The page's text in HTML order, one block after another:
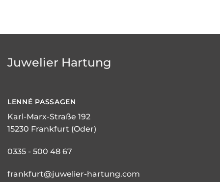
Juwelier Hartung
LENNÉ PASSAGEN
Karl-Marx-Straße 192
15230 Frankfurt (Oder)
0335 - 500 48 67
frankfurt@juwelier-hartung.com